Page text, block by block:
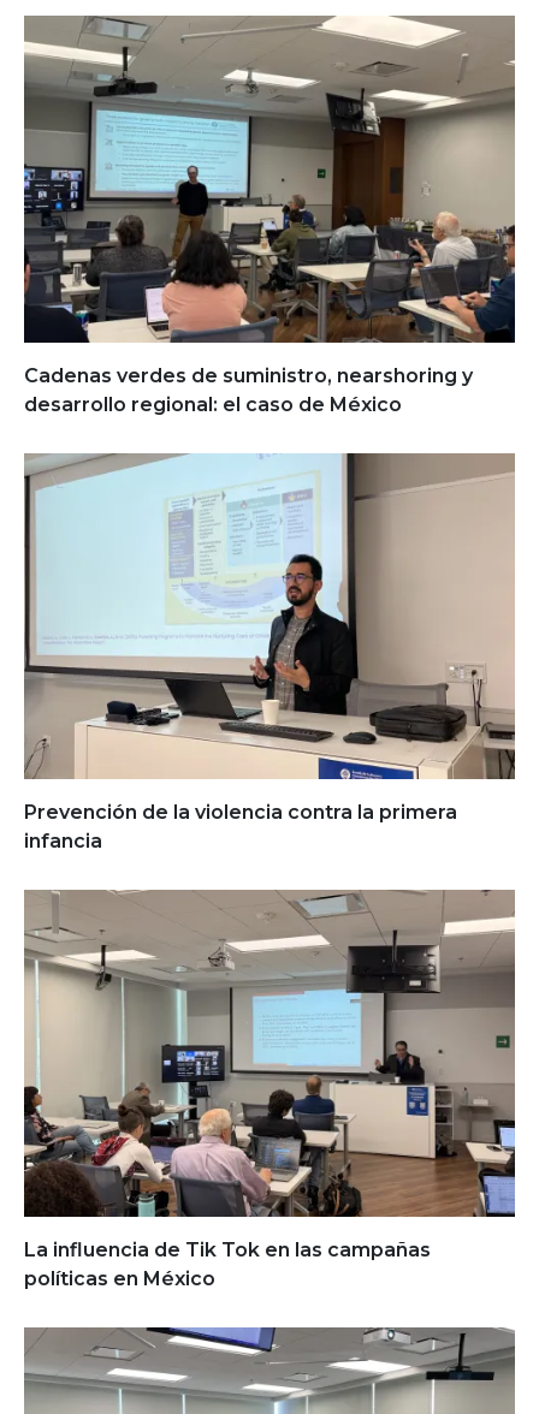
Cadenas verdes de suministro, nearshoring y
desarrollo regional: el caso de México
Prevención de la violencia contra la primera
infancia
La influencia de Tik Tok en las campañas
políticas en México